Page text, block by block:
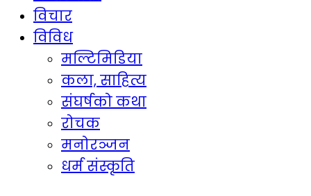
विचार
विविध
मल्टिमिडिया
कला, साहित्य
संघर्षको कथा
रोचक
मनोरञ्जन
धर्म संस्कृति